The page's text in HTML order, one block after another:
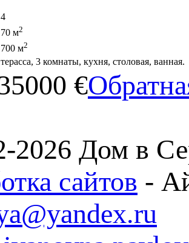
4
70 м2
700 м2
терасса, 3 комнаты, кухня, столовая, ванная.
€
2026 Дом в
сайтов -